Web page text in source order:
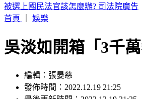
被選上國民法官該怎麼辦? 司法院廣告
首頁
娛樂
吳淡如開箱「3千
編輯：張晏慈
發佈時間：2022.12.19 21:25